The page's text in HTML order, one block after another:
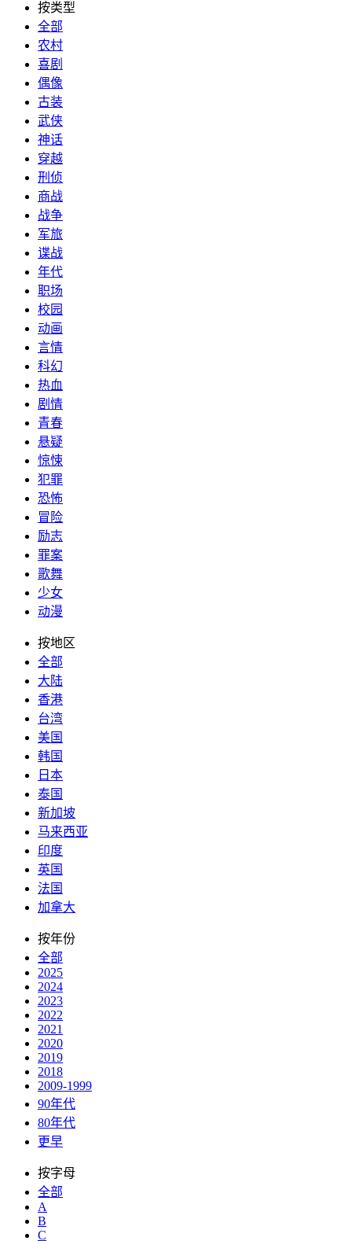
按类型
全部
农村
喜剧
偶像
古装
武侠
神话
穿越
刑侦
商战
战争
军旅
谍战
年代
职场
校园
动画
言情
科幻
热血
剧情
青春
悬疑
惊悚
犯罪
恐怖
冒险
励志
罪案
歌舞
少女
动漫
按地区
全部
大陆
香港
台湾
美国
韩国
日本
泰国
新加坡
马来西亚
印度
英国
法国
加拿大
按年份
全部
2025
2024
2023
2022
2021
2020
2019
2018
2009-1999
90年代
80年代
更早
按字母
全部
A
B
C